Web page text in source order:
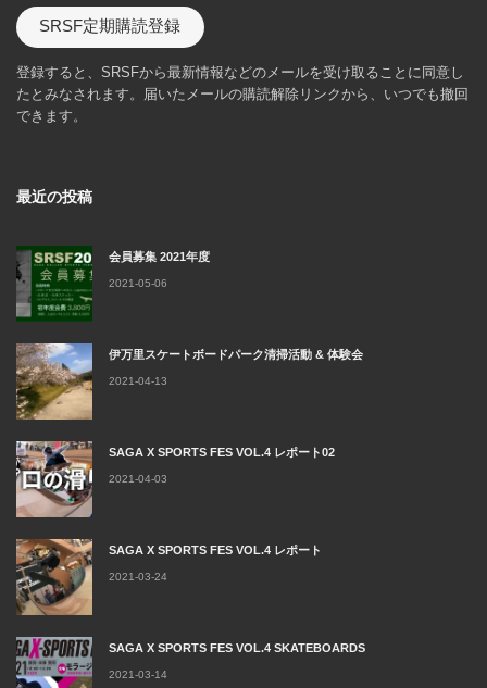
SRSF定期購読登録
登録すると、SRSFから最新情報などのメールを受け取ることに同意し
たとみなされます。届いたメールの購読解除リンクから、いつでも撤回
できます。
最近の投稿
会員募集 2021年度
2021-05-06
伊万里スケートボードパーク清掃活動 & 体験会
2021-04-13
SAGA X SPORTS FES VOL.4 レポート02
2021-04-03
SAGA X SPORTS FES VOL.4 レポート
2021-03-24
SAGA X SPORTS FES VOL.4 SKATEBOARDS
2021-03-14